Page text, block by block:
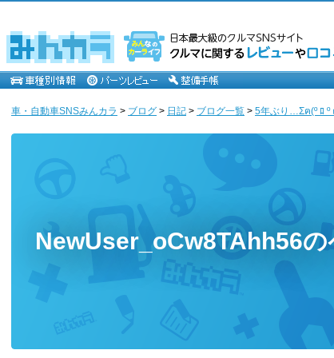
車・自動車SNSみんカラ > ブログ > 日記 > ブログ一覧 > 5年ぶり…Σฅ(º ﾛ
NewUser_oCw8TAhh56の